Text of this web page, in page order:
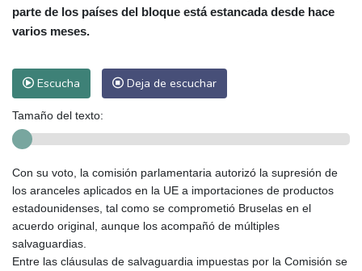
parte de los países del bloque está estancada desde hace
varios meses.
Escucha Deja de escuchar
Tamaño del texto:
Con su voto, la comisión parlamentaria autorizó la supresión de
los aranceles aplicados en la UE a importaciones de productos
estadounidenses, tal como se comprometió Bruselas en el
acuerdo original, aunque los acompañó de múltiples
salvaguardias.
Entre las cláusulas de salvaguardia impuestas por la Comisión se